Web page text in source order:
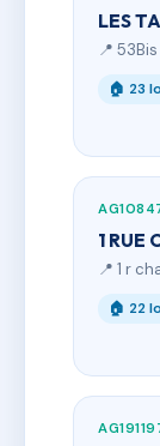
LES
📍
🏠 23
1 RUE
📍 1 r
🏠 22